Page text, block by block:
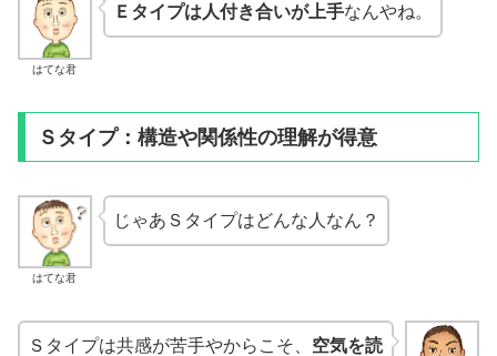
はてな君
Ｅタイプは人付き合いが上手なんやね。
Ｓタイプ：構造や関係性の理解が得意
はてな君
じゃあＳタイプはどんな人なん？
Ｓタイプは共感が苦手やからこそ、 空気を読